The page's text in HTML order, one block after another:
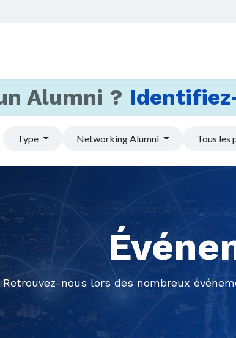
Alumni ?
Type Networking Alumni Tous les
Retrouvez-nous lors des nombreux